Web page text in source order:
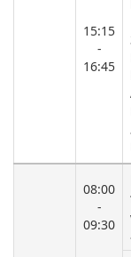
15:15
-
16:45
08:00
-
09:30